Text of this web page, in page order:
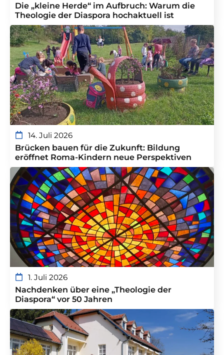
Die „kleine Herde“ im Aufbruch: Warum die
Theologie der Diaspora hochaktuell ist
14. Juli 2026
Brücken bauen für die Zukunft: Bildung
eröffnet Roma-Kindern neue Perspektiven
1. Juli 2026
Nachdenken über eine „Theologie der
Diaspora“ vor 50 Jahren